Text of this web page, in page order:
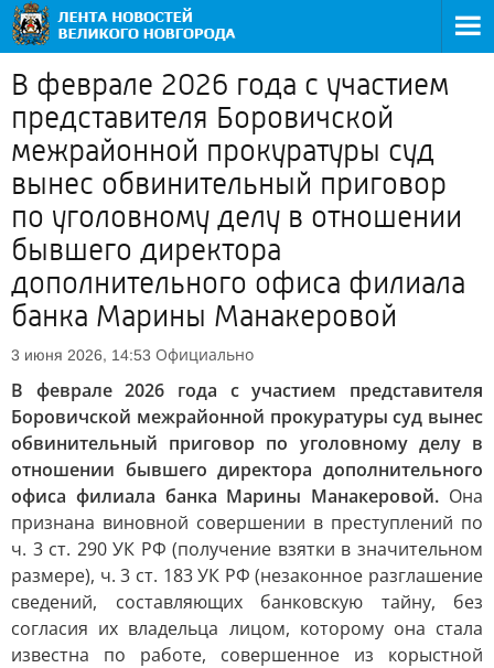
В феврале 2026 года с участием
представителя Боровичской
межрайонной прокуратуры суд
вынес обвинительный приговор
по уголовному делу в отношении
бывшего директора
дополнительного офиса филиала
банка Марины Манакеровой
3 июня 2026, 14:53 Официально
В феврале 2026 года с участием представителя
Боровичской межрайонной прокуратуры суд вынес
обвинительный приговор по уголовному делу в
отношении бывшего директора дополнительного
офиса филиала банка Марины Манакеровой. Она
признана виновной совершении в преступлений по
ч. 3 ст. 290 УК РФ (получение взятки в значительном
размере), ч. 3 ст. 183 УК РФ (незаконное разглашение
сведений, составляющих банковскую тайну, без
согласия их владельца лицом, которому она стала
известна по работе, совершенное из корыстной